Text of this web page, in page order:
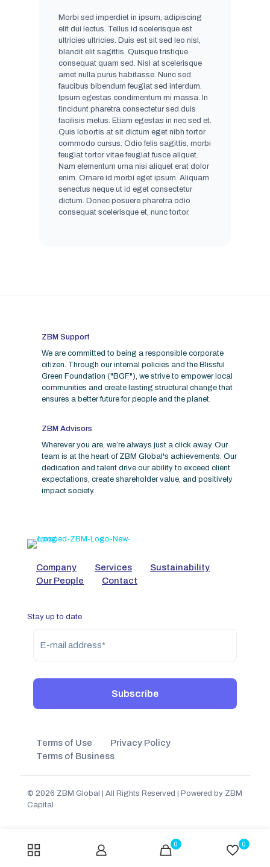
Morbi sed imperdiet in ipsum, adipiscing
elit dui lectus. Tellus id scelerisque est
ultricies ultricies. Duis est sit sed leo nisl,
blandit elit sagittis. Quisque tristique
consequat quam sed. Nisl at scelerisque
amet nulla purus habitasse. Nunc sed
faucibus bibendum feugiat sed interdum.
Ipsum egestas condimentum mi massa. In
tincidunt pharetra consectetur sed duis
facilisis metus. Etiam egestas in nec sed et.
Quis lobortis at sit dictum eget nibh tortor
commodo cursus. Odio felis sagittis, morbi
feugiat tortor vitae feugiat fusce aliquet.
Nam elementum urna nisi aliquet erat dolor
enim. Ornare id morbi eget ipsum. Aliquam
senectus neque ut id eget consectetur
dictum. Donec posuere pharetra odio
consequat scelerisque et, nunc tortor.
ZBM Support
We are committed to being a responsible corporate
citizen. Through our internal policies and the Blissful
Green Foundation ("BGF"), we strive to empower local
communities and create lasting structural change that
ensures a better future for people and the planet.
ZBM Advisors
Wherever you are, we’re always just a click away. Our
team is at the heart of ZBM Global's achievements. Our
dedication and talent drive our ability to exceed client
expectations, create shareholder value, and positively
impact society.
Company Services
Sustainability
Our People
Contact
Stay up to date
© 2026 ZBM Global | All Rights Reserved | Powered by ZBM
Capital
Terms of Use
Privacy Policy
Terms of Business
0 0